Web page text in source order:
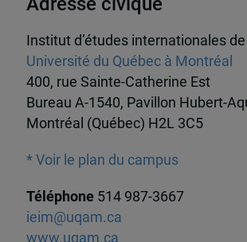
Institut d’études internationales
Université du Québec à Montréal
400, rue Sainte-Catherine Est
Bureau A-1540, Pavillon Hubert-
Montréal (Québec) H2L 3C5
* Voir le plan du campus
Téléphone 514 987-3667
ieim@uqam.ca
www.uqam.ca